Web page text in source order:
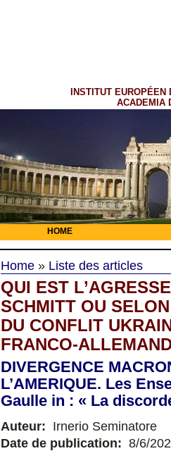
INSTITUT EUROPÉEN
ACADEMIA
HOME
Home » Liste des articles
QUI EST
SCHMITT OU
DU CONFLIT
FRANCO-
DIVERGENCE
L’AMERIQUE. Les
Gaulle in : « La
Auteur: Irnerio Seminatore
Date de publication: 8/6/